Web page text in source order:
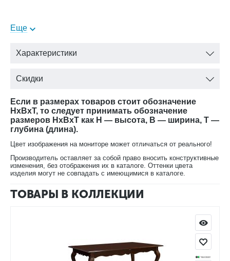
Еще
Характеристики
Скидки
Если в размерах товаров стоит обозначение
HxBxT, то следует принимать обозначение
размеров HxBxT как H — высота, B — ширина, T —
глубина (длина).
Цвет изображения на мониторе может отличаться от реального!
Производитель оставляет за собой право вносить конструктивные
изменения, без отображения их в каталоге. Оттенки цвета
изделия могут не совпадать с имеющимися в каталоге.
ТОВАРЫ В КОЛЛЕКЦИИ